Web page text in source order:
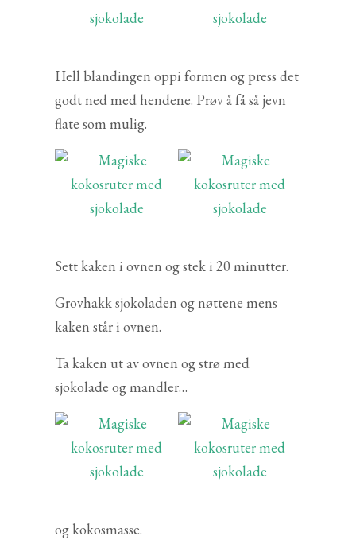
Hell blandingen oppi formen og press det
godt ned med hendene. Prøv å få så jevn
flate som mulig.
Sett kaken i ovnen og stek i 20 minutter.
Grovhakk sjokoladen og nøttene mens
kaken står i ovnen.
Ta kaken ut av ovnen og strø med
sjokolade og mandler…
og kokosmasse.